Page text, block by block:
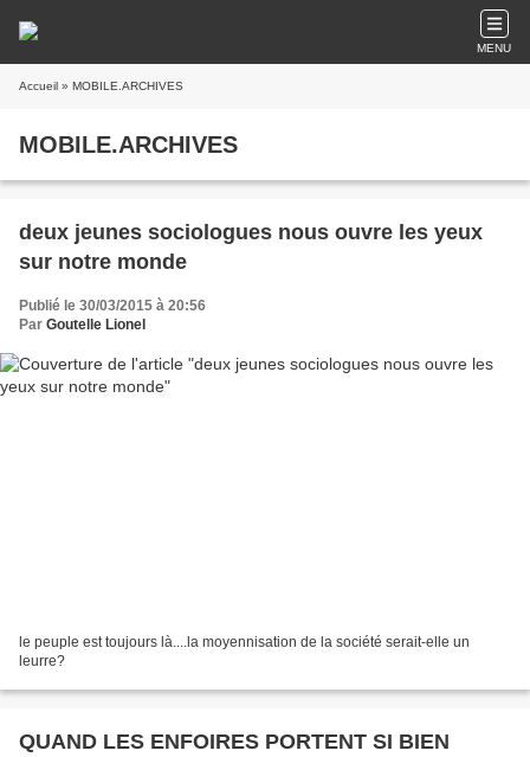
MENU
Accueil » MOBILE.ARCHIVES
MOBILE.ARCHIVES
deux jeunes sociologues nous ouvre les yeux
sur notre monde
Publié le 30/03/2015 à 20:56
Par Goutelle Lionel
le peuple est toujours là....la moyennisation de la société serait-elle un
leurre?
QUAND LES ENFOIRES PORTENT SI BIEN